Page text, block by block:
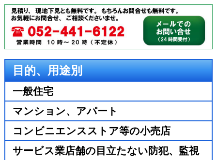
目的、用途別
一般住宅
マンション、アパート
コンビニエンスストア等の小売店
サービス業店舗の目立たない防犯、監視